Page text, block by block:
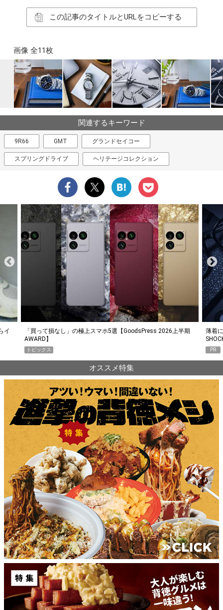
この記事のタイトルとURLをコピーする
画像 全11枚
関連するキーワード
9R66 GMT グランドセイコー
スプリングドライブ ヘリテージコレクション
イ
「買って損なし」の極上スマホ5選【GoodsPress 2026上半期
AWARD】
トピックス
薄着
PR
オススメ特集